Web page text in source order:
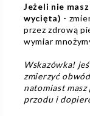
Jeżeli nie
wycięta) -
przez zdrową
wymiar
Wskazówka!
zmierzyć
natomiast
przodu i